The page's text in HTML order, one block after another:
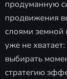
продуманную
продвижения
слоями
уже не
выбирать
стратегию